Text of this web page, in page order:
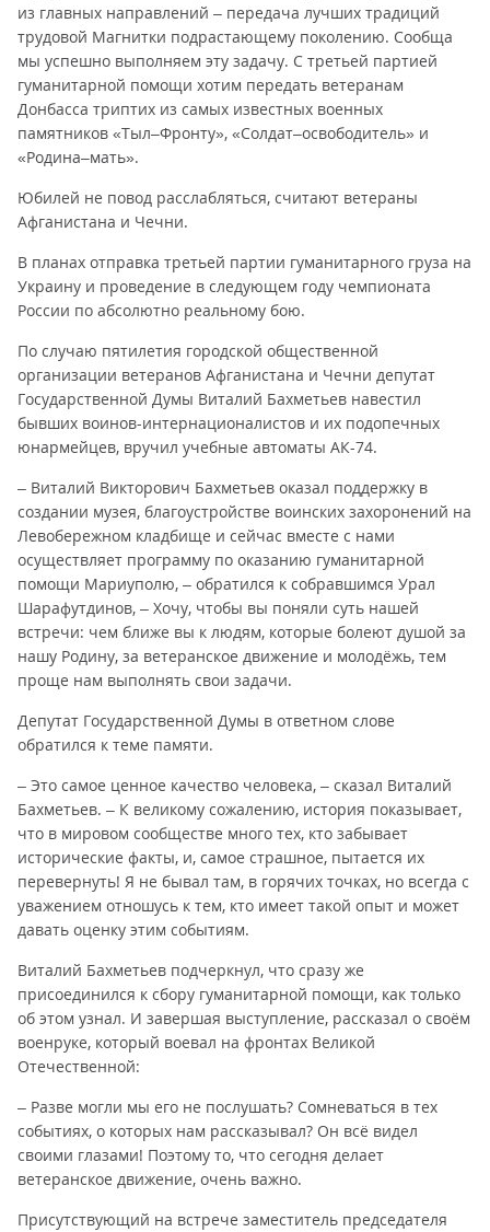
из главных направлений – передача лучших традиций
трудовой Магнитки подрастающему поколению. Сообща
мы успешно выполняем эту задачу. С третьей партией
гуманитарной помощи хотим передать ветеранам
Донбасса триптих из самых известных военных
памятников «Тыл–Фронту», «Солдат–освободитель» и
«Родина–мать».
Юбилей не повод расслабляться, считают ветераны
Афганистана и Чечни.
В планах отправка третьей партии гуманитарного груза на
Украину и проведение в следующем году чемпионата
России по абсолютно реальному бою.
По случаю пятилетия городской общественной
организации ветеранов Афганистана и Чечни депутат
Государственной Думы Виталий Бахметьев навестил
бывших воинов-интернационалистов и их подопечных
юнармейцев, вручил учебные автоматы АК-74.
– Виталий Викторович Бахметьев оказал поддержку в
создании музея, благоустройстве воинских захоронений на
Левобережном кладбище и сейчас вместе с нами
осуществляет программу по оказанию гуманитарной
помощи Мариуполю, – обратился к собравшимся Урал
Шарафутдинов, – Хочу, чтобы вы поняли суть нашей
встречи: чем ближе вы к людям, которые болеют душой за
нашу Родину, за ветеранское движение и молодёжь, тем
проще нам выполнять свои задачи.
Депутат Государственной Думы в ответном слове
обратился к теме памяти.
– Это самое ценное качество человека, – сказал Виталий
Бахметьев. – К великому сожалению, история показывает,
что в мировом сообществе много тех, кто забывает
исторические факты, и, самое страшное, пытается их
перевернуть! Я не бывал там, в горячих точках, но всегда с
уважением отношусь к тем, кто имеет такой опыт и может
давать оценку этим событиям.
Виталий Бахметьев подчеркнул, что сразу же
присоединился к сбору гуманитарной помощи, как только
об этом узнал. И завершая выступление, рассказал о своём
военруке, который воевал на фронтах Великой
Отечественной:
– Разве могли мы его не послушать? Сомневаться в тех
событиях, о которых нам рассказывал? Он всё видел
своими глазами! Поэтому то, что сегодня делает
ветеранское движение, очень важно.
Присутствующий на встрече заместитель председателя